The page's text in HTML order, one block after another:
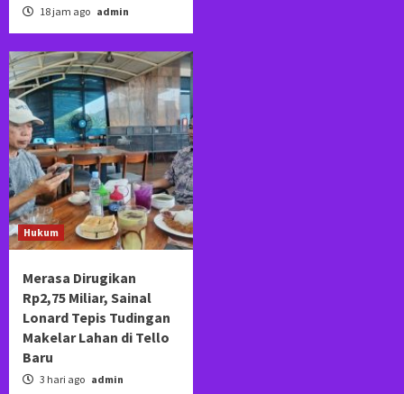
18 jam ago admin
Hukum
Merasa Dirugikan
Rp2,75 Miliar, Sainal
Lonard Tepis Tudingan
Makelar Lahan di Tello
Baru
3 hari ago admin